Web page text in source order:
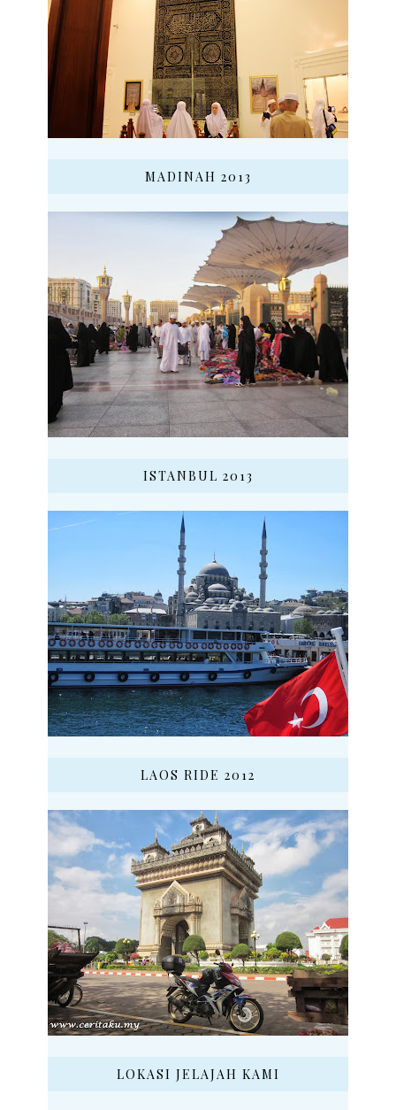
MADINAH 2013
ISTANBUL 2013
LAOS RIDE 2012
LOKASI JELAJAH KAMI